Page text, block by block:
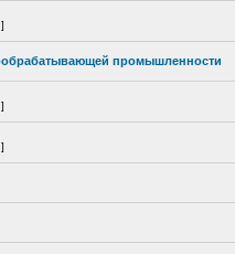
]
промышленности
]
]